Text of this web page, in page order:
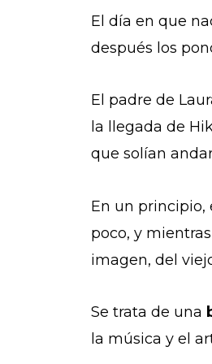
El día en que
después los
El padre de
la llegada de
que solían
En un principio,
poco, y
imagen, del
Se trata de una
la música y el